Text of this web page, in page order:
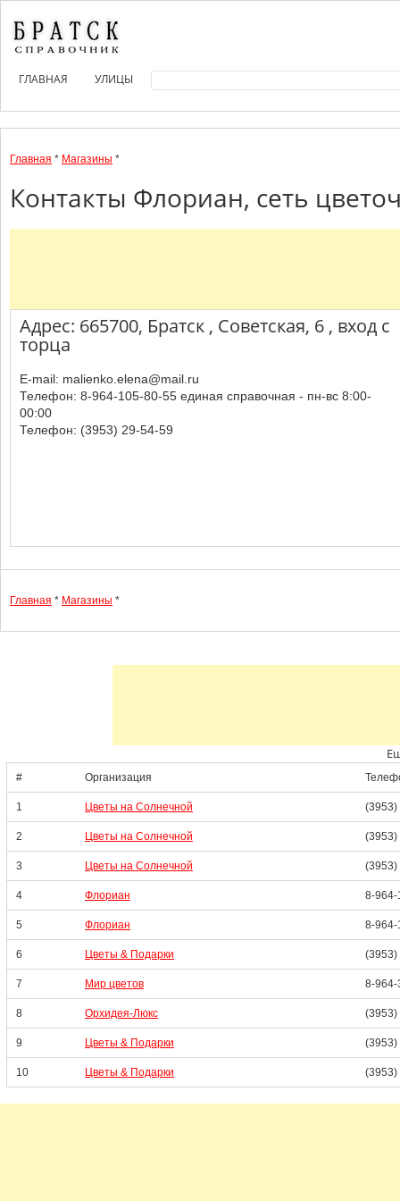
ГЛАВНАЯ УЛИЦЫ
Главная * Магазины *
Контакты Флориан, сеть
Адрес: 665700, Братск , Советская, 6 , вход с
торца
E-mail: malienko.elena@mail.ru
Телефон: 8-964-105-80-55 единая справочная - пн-вс 8:00-
00:00
Телефон: (3953) 29-54-59
Главная * Магазины *
# Организация
1 Цветы на Солнечной (3953)
2 Цветы на Солнечной (3953)
3 Цветы на Солнечной (3953)
4 Флориан 8-964-
5 Флориан 8-964-
6 Цветы & Подарки (3953)
7 Мир цветов 8-964-
8 Орхидея-Люкс (3953)
9 Цветы & Подарки (3953)
10 Цветы & Подарки (3953)